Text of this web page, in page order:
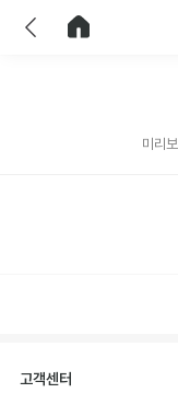
미리보
고객센터